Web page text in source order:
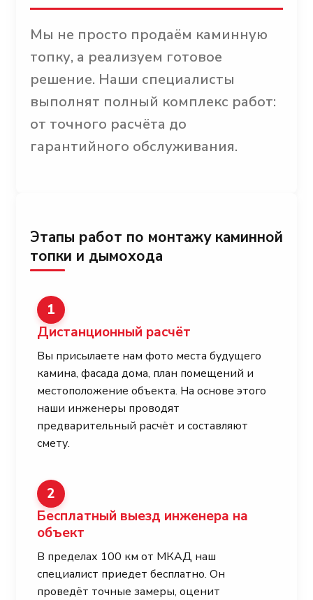
Мы не просто продаём каминную
топку, а реализуем готовое
решение. Наши специалисты
выполнят полный комплекс работ:
от точного расчёта до
гарантийного обслуживания.
Этапы работ по монтажу каминной
топки и дымохода
1
Дистанционный расчёт
Вы присылаете нам фото места будущего
камина, фасада дома, план помещений и
местоположение объекта. На основе этого
наши инженеры проводят
предварительный расчёт и составляют
смету.
2
Бесплатный выезд инженера на
объект
В пределах 100 км от МКАД наш
специалист приедет бесплатно. Он
проведёт точные замеры, оценит